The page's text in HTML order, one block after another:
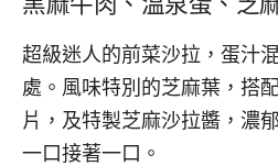
超級迷人的前菜沙拉，蛋汁
處 。風味特別的芝麻葉，搭
片，及特製芝麻沙拉醬，濃
一口接著一口。